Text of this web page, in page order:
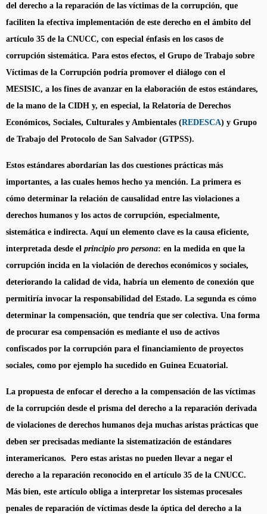
del derecho a la reparación de las víctimas de la corrupción, que
faciliten la efectiva implementación de este derecho en el ámbito del
artículo 35 de la CNUCC, con especial énfasis en los casos de
corrupción sistemática. Para estos efectos, el Grupo de Trabajo sobre
Víctimas de la Corrupción podría promover el diálogo con el
MESISIC, a los fines de avanzar en la elaboración de estos estándares,
de la mano de la CIDH y, en especial, la Relatoría de Derechos
Económicos, Sociales, Culturales y Ambientales (REDESCA) y Grupo
de Trabajo del Protocolo de San Salvador (GTPSS).
Estos estándares abordarían las dos cuestiones prácticas más
importantes, a las cuales hemos hecho ya mención. La primera es
cómo determinar la relación de causalidad entre las violaciones a
derechos humanos y los actos de corrupción, especialmente,
sistemática e indirecta. Aquí un elemento clave es la causa eficiente,
interpretada desde el principio pro persona: en la medida en que la
corrupción incida en la violación de derechos económicos y sociales,
deteriorando la calidad de vida, habría un elemento de conexión que
permitiría invocar la responsabilidad del Estado. La segunda es cómo
determinar la compensación, que tendría que ser colectiva. Una forma
de procurar esa compensación es mediante el uso de activos
confiscados por la corrupción para el financiamiento de proyectos
sociales, como por ejemplo ha sucedido en Guinea Ecuatorial.
La propuesta de enfocar el derecho a la compensación de las víctimas
de la corrupción desde el prisma del derecho a la reparación derivada
de violaciones de derechos humanos deja muchas aristas prácticas que
deben ser precisadas mediante la sistematización de estándares
interamericanos. Pero estas aristas no pueden llevar a negar el
derecho a la reparación reconocido en el artículo 35 de la CNUCC.
Más bien, este artículo obliga a interpretar los sistemas procesales
penales de reparación de víctimas desde la óptica del derecho a la